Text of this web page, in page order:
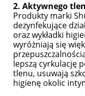
2. Aktywnego
Produkty marki
dezynfekujące
oraz wykładki
wyróżniają się
lepszą cyrkulację
tlenu, usuwają
higienę okolic